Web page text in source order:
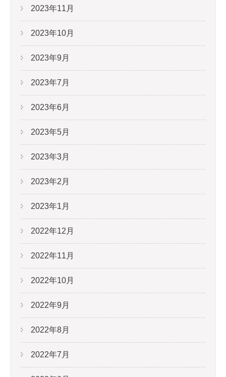
2023年11月
2023年10月
2023年9月
2023年7月
2023年6月
2023年5月
2023年3月
2023年2月
2023年1月
2022年12月
2022年11月
2022年10月
2022年9月
2022年8月
2022年7月